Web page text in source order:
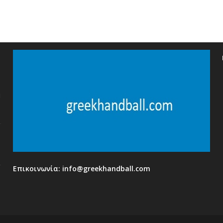
Επικοινωνία: info@greekhandball.com